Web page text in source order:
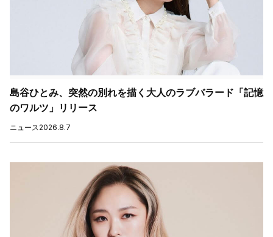
島谷ひとみ、突然の別れを描く大人のラブバラード「記憶
のワルツ」リリース
ニュース2026.8.7